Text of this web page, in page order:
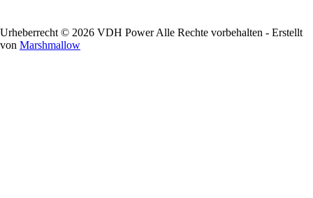
Urheberrecht © 2026 VDH Power Alle Rechte vorbehalten - Erstellt
von Marshmallow